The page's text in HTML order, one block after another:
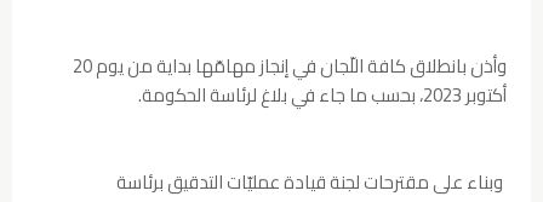
وأذن بانطلاق كافة اللّجان في إنجاز مهامّها بداية من يوم 20
أكتوبر 2023، بحسب ما جاء في بلاغ لرئاسة الحكومة.
وبناء على مقترحات لجنة قيادة عمليّات التدقيق برئاسة